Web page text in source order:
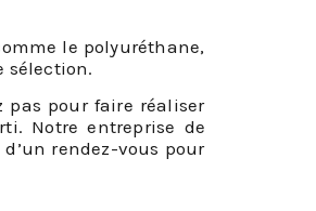
le polyuréthane,
sélection.
pas pour faire réaliser
Notre entreprise de
rendez-vous pour